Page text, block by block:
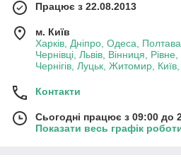
Працює з 22.08.2013
м. Київ
Харків, Дніпро, Одеса,
Чернівці, Львів, Вінниця,
Чернігів, Луцьк, Житомир,
Контакти
Сьогодні працює з 09:00 до
Показати весь графік